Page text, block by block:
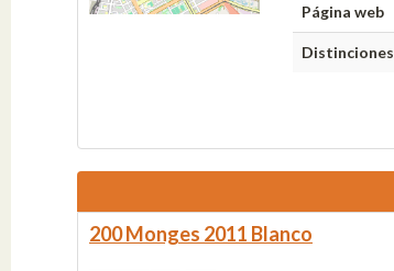
Página web
Distinciones
200 Monges 2011 Blanco